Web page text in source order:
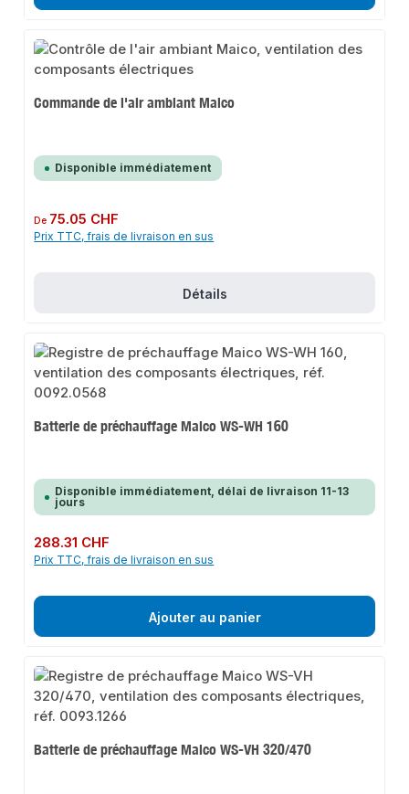
Commande de l'air ambiant Maico
Disponible immédiatement
Prix régulier :
De 75.05 CHF
Prix TTC, frais de livraison en sus
Détails
Batterie de préchauffage Maico WS-WH 160
Disponible immédiatement, délai de livraison 11-13
jours
Prix régulier :
288.31 CHF
Prix TTC, frais de livraison en sus
Ajouter au panier
Batterie de préchauffage Maico WS-VH 320/470